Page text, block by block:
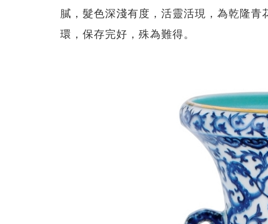
膩，髮色深淺有度，活靈活現，為乾隆
環，保存完好，殊為難得。